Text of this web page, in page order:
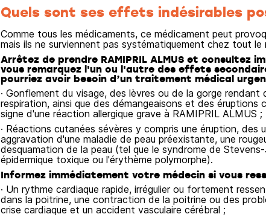
Quels sont ses effets indésirables
Comme tous les médicaments, ce médicament peut
mais ils ne surviennent pas systématiquement chez tout le
Arrêtez de prendre RAMIPRIL ALMUS et consultez
vous remarquez l'un ou l'autre des effets
pourriez avoir besoin d’un traitement médical
· Gonflement du visage, des lèvres ou de la gorge
respiration, ainsi que des démangeaisons et des éruptions
signe d'une réaction allergique grave à RAMIPRIL ALMUS ;
· Réactions cutanées sévères y compris une éruption, des
aggravation d'une maladie de peau préexistante, une
desquamation de la peau (tel que le syndrome de
épidermique toxique ou l'érythème polymorphe).
Informez immédiatement votre médecin si vous
· Un rythme cardiaque rapide, irrégulier ou fortement
dans la poitrine, une contraction de la poitrine ou des
crise cardiaque et un accident vasculaire cérébral ;